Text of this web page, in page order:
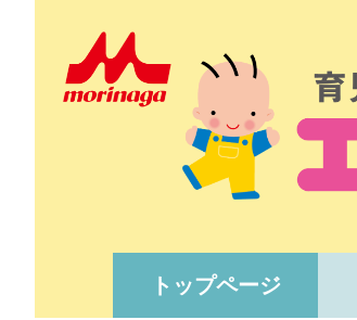
トップページ